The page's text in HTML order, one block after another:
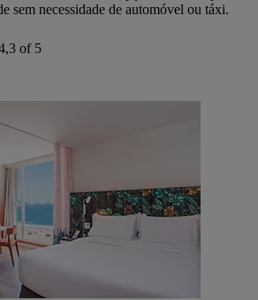
sem necessidade de automóvel ou táxi.
of 5